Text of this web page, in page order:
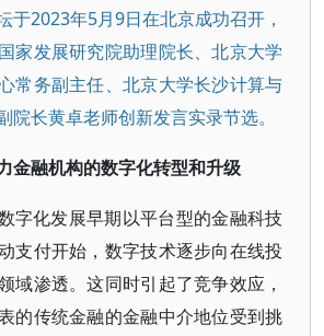
于2023年5月9日在北京成功召开，
家发展研究院助理院长、北京大学
常务副主任、北京大学长沙计算与
院长黄卓老师创新发言实录节选。
金融机构的数字化转型和升级
字化发展早期以平台型的金融科技
支付开始，数字技术逐步向在线投
域渗透。这同时引起了竞争效应，
的传统金融的金融中介地位受到挑